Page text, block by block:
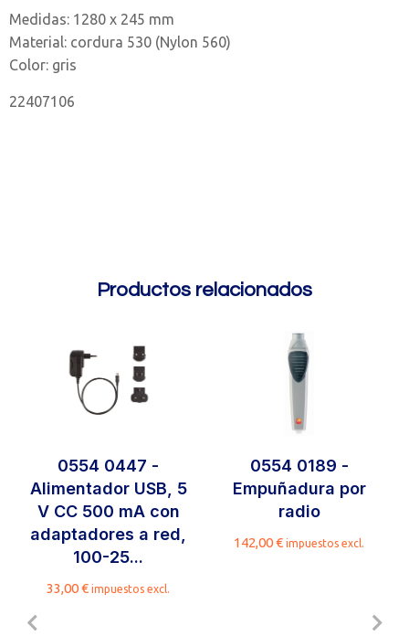
Medidas: 1280 x 245 mm
Material: cordura 530 (Nylon 560)
Color: gris
22407106
Productos relacionados
0554 0447 -
Alimentador USB, 5
V CC 500 mA con
adaptadores a red,
100-25...
33,00€ impuestos excl.
0554 0189 -
Empuñadura por
radio
142,00€ impuestos excl.